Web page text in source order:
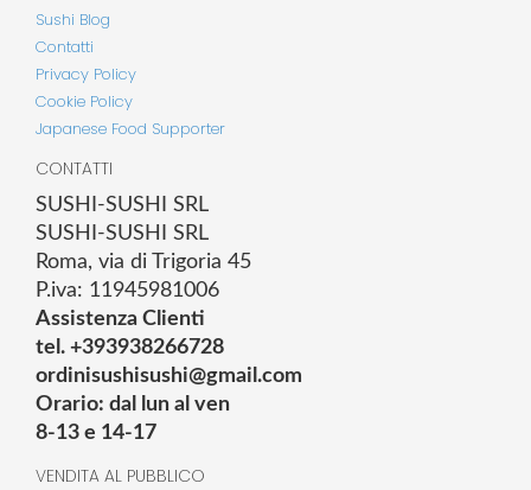
Sushi Blog
Contatti
Privacy Policy
Cookie Policy
Japanese Food Supporter
CONTATTI
SUSHI-SUSHI SRL
SUSHI-SUSHI SRL
Roma, via di Trigoria 45
P.iva: 11945981006
Assistenza Clienti
tel. +393938266728
ordinisushisushi@gmail.com
Orario: dal lun al ven
8-13 e 14-17
VENDITA AL PUBBLICO